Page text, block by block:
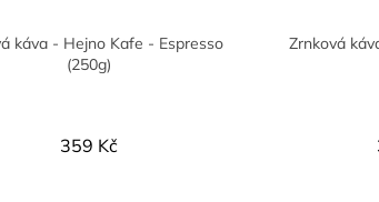
káva - Hejno Kafe - Espresso
(250g)
359 Kč
Zrnková